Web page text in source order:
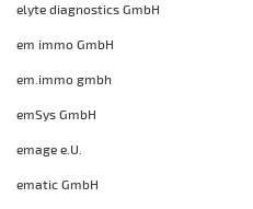
elyte diagnostics GmbH
em immo GmbH
em.immo gmbh
emSys GmbH
emage e.U.
ematic GmbH